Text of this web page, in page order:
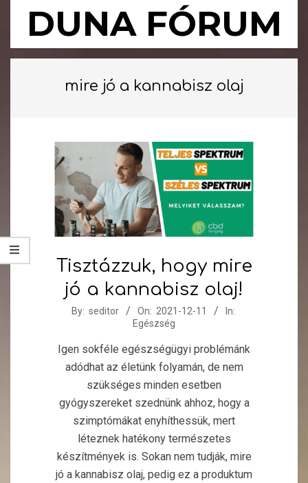
DUNA FÓRUM
Primary
mire jó a kannabisz olaj
Tisztázzuk, hogy mire
jó a kannabisz olaj!
2021-
11
By: seditor On: 2021-12-11
In:
Egészség
Igen sokféle egészségügyi problémánk
adódhat az életünk folyamán, de nem
szükséges minden esetben
gyógyszereket szednünk ahhoz, hogy a
szimptómákat enyhíthessük, mert
léteznek hatékony természetes
készítmények is. Sokan nem tudják, mire
jó a kannabisz olaj, pedig ez a produktum